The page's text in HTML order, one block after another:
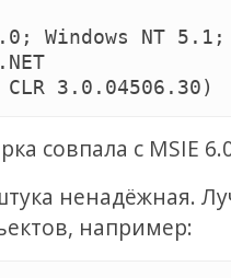
Windows NT
совпала с MSIE
ненадёжная.
например: